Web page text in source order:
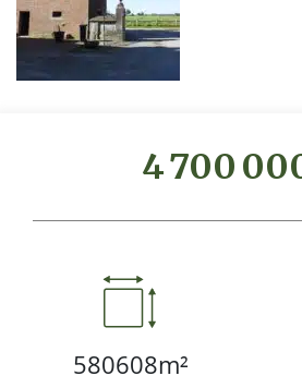
4 700
580608m²